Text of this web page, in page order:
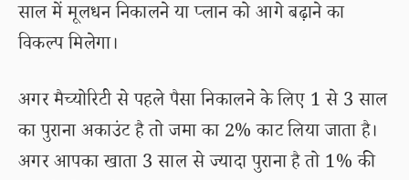
साल में मूलधन निकालने या प्लान को आगे बढ़ाने का
विकल्प मिलेगा।
अगर मैच्योरिटी से पहले पैसा निकालने के लिए 1 से 3 साल
का पुराना अकाउंट है तो जमा का 2% काट लिया जाता है।
अगर आपका खाता 3 साल से ज्यादा पुराना है तो 1% की